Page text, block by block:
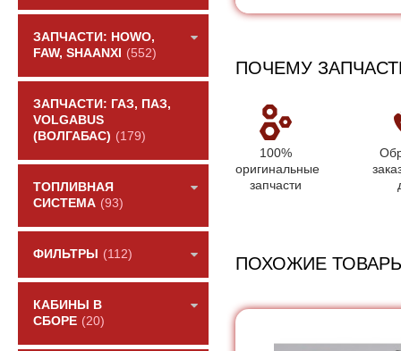
ЗАПЧАСТИ: HOWO,
FAW, SHAANXI
(552)
ЗАПЧАСТИ: ГАЗ, ПАЗ,
VOLGABUS
(ВОЛГАБАС) (179)
ТОПЛИВНАЯ
СИСТЕМА (93)
ФИЛЬТРЫ (112)
КАБИНЫ В
СБОРЕ (20)
ПОЧЕМУ
100%
оригинальные
запчасти
ПОХОЖИЕ